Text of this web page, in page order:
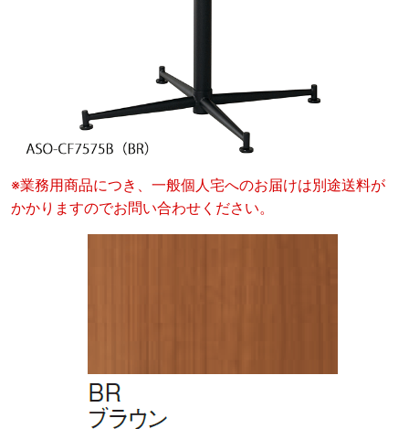
※業務用商品につき、一般個人宅へのお届けは別途送料が
かかりますのでお問い合わせください。